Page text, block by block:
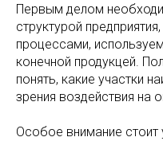
Первым делом
структурой
процессами,
конечной продукцей.
понять, какие участки
зрения воздействия
Особое внимание